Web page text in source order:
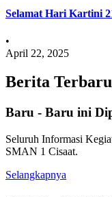
Selamat Hari Kartini
•
April 22, 2025
Berita Terbaru
Baru - Baru ini
Seluruh Informasi
SMAN 1 Cisaat.
Selangkapnya